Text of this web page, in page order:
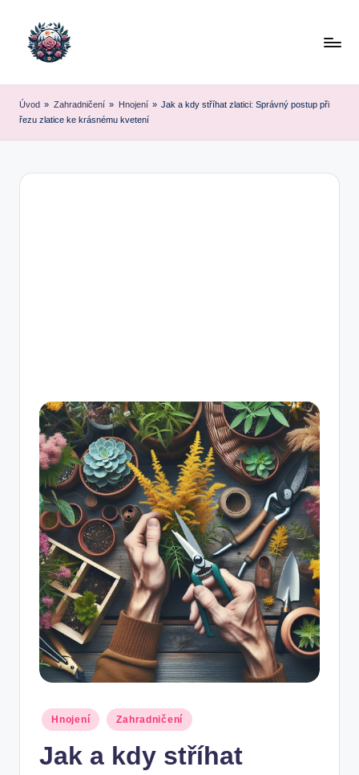
Úvod » Zahradničení » Hnojení » Jak a kdy stříhat zlatici: Správný postup při
řezu zlatice ke krásnému kvetení
Posted
in
Hnojení Zahradničení
Jak a kdy stříhat